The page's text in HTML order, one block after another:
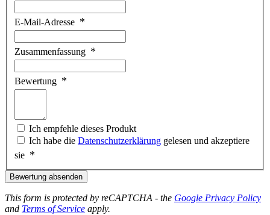
E-Mail-Adresse
Zusammenfassung
Bewertung
Ich empfehle dieses Produkt
Ich habe die Datenschutzerklärung gelesen und akzeptiere
sie
Bewertung absenden
This form is protected by reCAPTCHA - the Google Privacy Policy
and Terms of Service apply.